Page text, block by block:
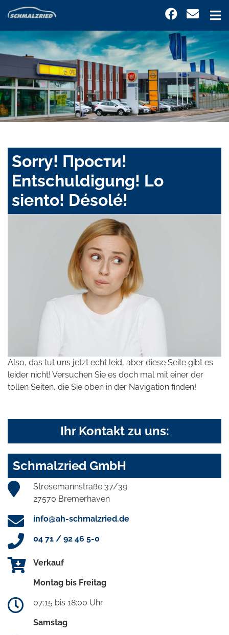
Sorry! Прости!
Entschuldigung! Lo
siento! Désolé!
Also, das tut uns jetzt echt leid, aber diese Seite gibt es
leider nicht! Versuchen Sie es doch mal mit einer der
tollen Seiten, die Sie oben in der Navigation finden!
Ihr Kontakt zu uns:
Schmalzried GmbH
Stresemannstraße 37/39
27570 Bremerhaven
info@ah-schmalzried.de
04 71 / 92 46 5-0
Verkauf
Montag bis Freitag
07:15 bis 18:00 Uhr
Samstag